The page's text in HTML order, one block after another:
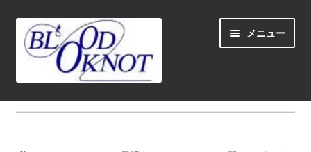
ビ
ョ
ン
へ
メニュー
ホーム